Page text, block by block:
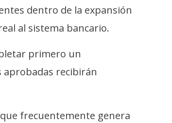
dentro de la expansión
al sistema bancario.
primero un
aprobadas recibirán
frecuentemente genera